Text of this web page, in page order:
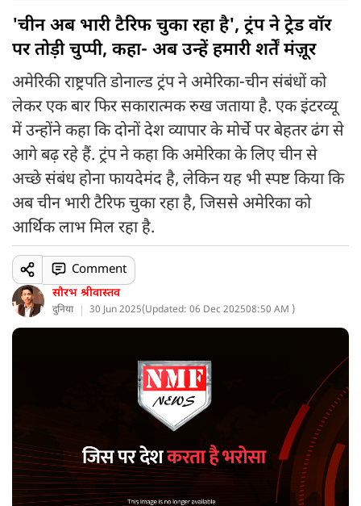
'चीन अब भारी टैरिफ चुका रहा है', ट्रंप ने ट्रेड वॉर
पर तोड़ी चुप्पी, कहा- अब उन्हें हमारी शर्तें मंज़ूर
अमेरिकी राष्ट्रपति डोनाल्ड ट्रंप ने अमेरिका-चीन संबंधों को
लेकर एक बार फिर सकारात्मक रुख जताया है. एक इंटरव्यू
में उन्होंने कहा कि दोनों देश व्यापार के मोर्चे पर बेहतर ढंग से
आगे बढ़ रहे हैं. ट्रंप ने कहा कि अमेरिका के लिए चीन से
अच्छे संबंध होना फायदेमंद है, लेकिन यह भी स्पष्ट किया कि
अब चीन भारी टैरिफ चुका रहा है, जिससे अमेरिका को
आर्थिक लाभ मिल रहा है.
सौरभ श्रीवास्तव
दुनिया 30 Jun 2025(Updated: 06 Dec 202508:50 AM )
Comment